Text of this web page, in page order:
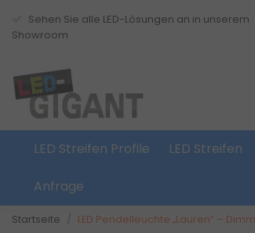
Sehen Sie alle LED-Lösungen an in unserem
Showroom
LED Streifen Profile LED Streifen
Anfrage
Startseite LED Pendelleuchte „Lauren“ –